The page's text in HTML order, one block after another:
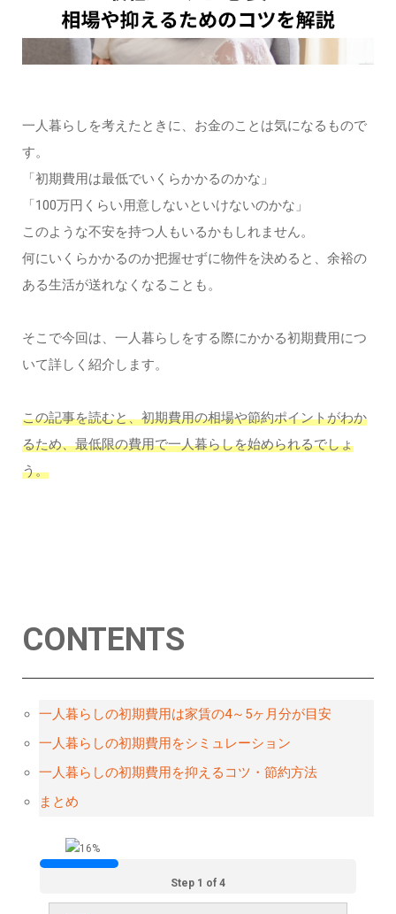
一人暮らしを考えたときに、お金のことは気になるもので
す。
「初期費用は最低でいくらかかるのかな」
「100万円くらい用意しないといけないのかな」
このような不安を持つ人もいるかもしれません。
何にいくらかかるのか把握せずに物件を決めると、余裕の
ある生活が送れなくなることも。
そこで今回は、一人暮らしをする際にかかる初期費用につ
いて詳しく紹介します。
この記事を読むと、初期費用の相場や節約ポイントがわか
るため、最低限の費用で一人暮らしを始められるでしょ
う。
CONTENTS
一人暮らしの初期費用は家賃の4～5ヶ月分が目安
一人暮らしの初期費用をシミュレーション
一人暮らしの初期費用を抑えるコツ・節約方法
まとめ
Step 1 of 4